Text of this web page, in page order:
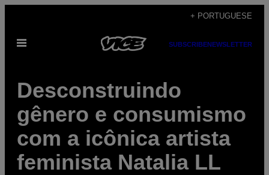
content
+ PORTUGUESE
Open
SUBSCRIBENEWSLETTER
Desconstruindo
gênero e consumismo
com a icônica artista
feminista Natalia LL